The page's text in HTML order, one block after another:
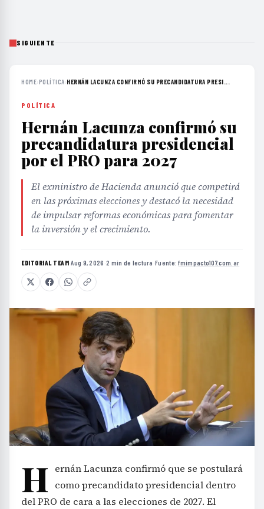
SIGUIENTE
HOME›POLÍTICA›HERNÁN LACUNZA CONFIRMÓ SU PRECANDIDATURA PRESI...
POLÍTICA
Hernán Lacunza confirmó su
precandidatura presidencial
por el PRO para 2027
El exministro de Hacienda anunció que competirá
en las próximas elecciones y destacó la necesidad
de impulsar reformas económicas para fomentar
la inversión y el crecimiento.
EDITORIAL TEAM·Aug 9, 2026 ·2 min de lectura ·Fuente:fmimpacto107.com.ar
H ernán Lacunza confirmó que se postulará
como precandidato presidencial dentro
del PRO de cara a las elecciones de 2027. El